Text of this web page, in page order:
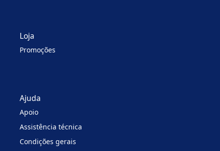
Loja
Promoções
Ajuda
Apoio
Assistência técnica
Condições gerais